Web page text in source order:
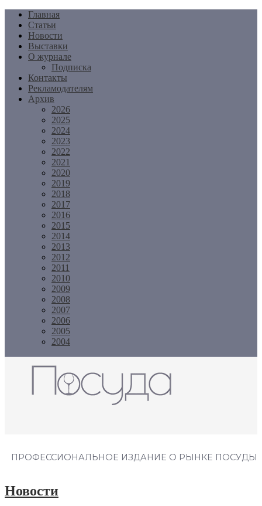
Перейти
содержимому
Главная
Статьи
Новости
Выставки
О журнале
Подписка
Контакты
Рекламодателям
Архив
2026
2025
2024
2023
2022
2021
2020
2019
2018
2017
2016
2015
2014
2013
2012
2011
2010
2009
2008
2007
2006
2005
2004
ПРОФЕССИОНАЛЬНОЕ ИЗДАНИЕ О РЫНКЕ ПОСУДЫ
Новости